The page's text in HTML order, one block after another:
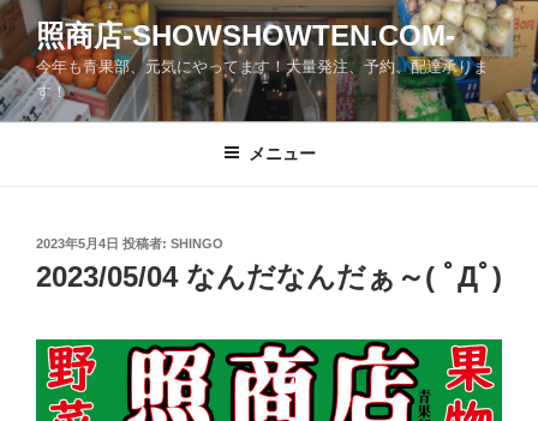
コ
テ
ン
ツ
照商店-SHOWSHOWTEN.COM-
今年も青果部、元気にやってます！大量発注、予約、配達承りま
す！
メニュー
投
稿
日:
2023年5月4日 投稿者: SHINGO
2023/05/04 なんだなんだぁ～( ﾟДﾟ)